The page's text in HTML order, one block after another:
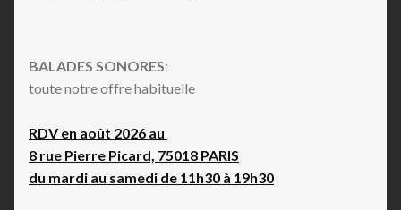
BALADES SONORES:
toute notre offre habituelle
RDV en août 2026 au
8 rue Pierre Picard, 75018 PARIS
du mardi au samedi de 11h30 à 19h30